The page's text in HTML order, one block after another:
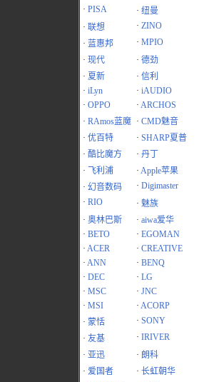
· PISA · 纽曼
· 联想 · ZINO
· 蓝惠邦 · MPIO
· 现代 · 德劲
· 夏新 · 信利
· iLyn · iAUDIO
· OPPO · ARCHOS
· RAmos蓝魔 · CMD魅音
· 优百特 · SHARP夏普
· 酷比魔方 · 丹丁
·
飞利浦 · Apple苹果
· 幻音数码 · Digimaster
· RIO · 魅族
· 奥林巴斯 · aiwa爱华
· BETO · EGOMAN
· ACER · CREATIVE
· ANN · BENQ
· DEC · LG
· MSC · JNC
· MSI · ACORP
· 蒙恬 · SONY
· 友基 · IRIVER
· 亚迅 · 朗科
· 爱国者 · 长虹朝华